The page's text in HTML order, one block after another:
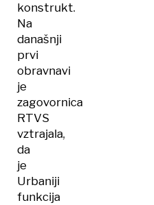
konstrukt.
Na
današnji
prvi
obravnavi
je
zagovornica
RTVS
vztrajala,
da
je
Urbaniji
funkcija